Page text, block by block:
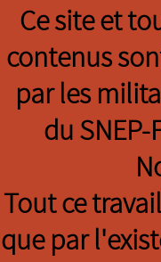
Ce site et
contenus
par les
du SNEP-
Tout ce
que par